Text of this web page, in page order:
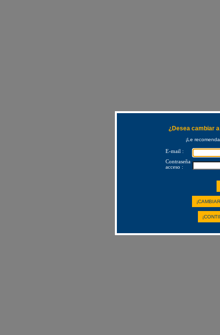
¿Desea cambiar
¡Le
E-mail :
Contraseña
acceso :